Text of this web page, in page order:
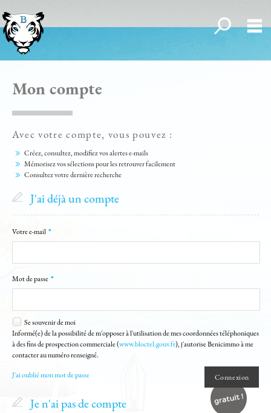
Toutes nos
ACCUEIL
QUI SOMMES-NOUS ?
ACHETER
LOUER
VOTRE RECHERCHE
ALERTE EMAIL
ACCÈS PROPRIÉTAIRE
Mon compte
Avec votre compte, vous pouvez :
Créez, consultez, modifiez vos alertes e-mails
Mémorisez vos sélections pour les retrouver facilement
Consultez votre dernière recherche
J'ai déjà un compte
Votre e-mail *
Mot de passe *
Se souvenir de moi
Informé(e) de la possibilité de m'opposer à l'utilisation de mes coordonnées téléphoniques
à des fins de prospection commerciale (www.bloctel.gouv.fr), j'autorise Benicimmo à me
contacter au numéro renseigné.
J'ai oublié mon mot de passe
Je n'ai pas de compte